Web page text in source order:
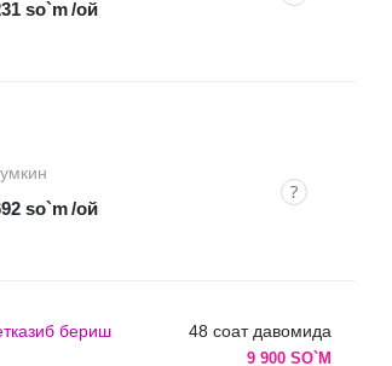
so`m /ой
so`m /ой
бериш 48 соат давомида
9 900 SO`M